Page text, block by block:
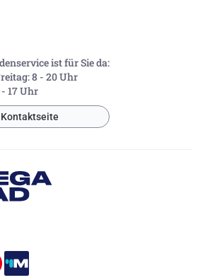
ist für Sie da:
8 - 20 Uhr
17 Uhr
Kontaktseite